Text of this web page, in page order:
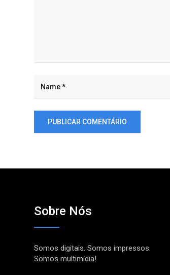
Sobre Nós
Somos digitais. Somos impressos.
Somos multimídia!